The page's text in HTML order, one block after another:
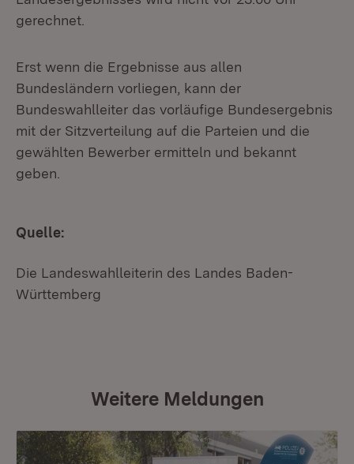
gerechnet.
Erst wenn die Ergebnisse aus allen
Bundesländern vorliegen, kann der
Bundeswahlleiter das vorläufige Bundesergebnis
mit der Sitzverteilung auf die Parteien und die
gewählten Bewerber ermitteln und bekannt
geben.
Quelle:
Die Landeswahlleiterin des Landes Baden-
Württemberg
Weitere Meldungen